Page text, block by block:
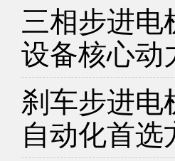
三相步进
设备核心动
刹车步进
自动化首选